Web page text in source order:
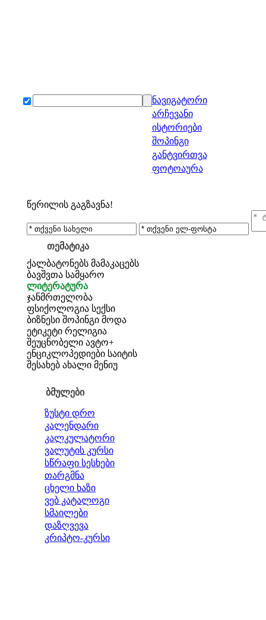
ნავიგატორი
არჩევანი
ისტორიები
შოპინგი
განტვირთვა
ფოტოაურა
წერილის გაგზავნა!
თემატიკა
ქალბატონებს მამაკაცებს
ბავშვთა სამყარო
ლიტერატურა
ჯანმრთელობა
ფსიქოლოგია სექსი
ბიზნესი შოპინგი მოდა
ეტიკეტი რელიგია
შეუცნობელი ავტო+
ენციკლოპედიები საიტის
შესახებ ახალი მენიუ
ბმულები
ზუსტი დრო
კალენდარი
კალკულატორი
ვალუტის კურსი
სწრაფი სესხები
თარგმნა
ცხელი ხაზი
ვებ კატალოგი
სმაილები
დაზღვევა
კრიპტო-კურსი